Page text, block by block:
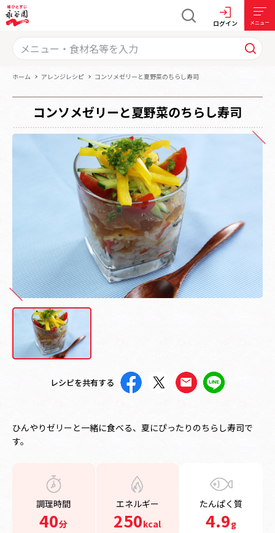
ログイン メニュー
ホーム アレンジレシピ コンソメゼリーと夏野菜のちらし寿司
コンソメゼリーと夏野菜のちらし寿司
レシピを共有する
ひんやりゼリーと一緒に食べる、夏にぴったりのちらし寿司で
す。
調理時間
40分
エネルギー
250kcal
たんぱく質
4.9g